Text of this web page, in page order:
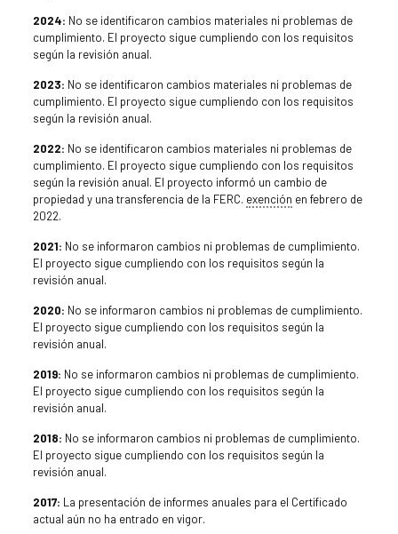
2024: No se identificaron cambios materiales ni problemas de
cumplimiento. El proyecto sigue cumpliendo con los requisitos
según la revisión anual.
2023: No se identificaron cambios materiales ni problemas de
cumplimiento. El proyecto sigue cumpliendo con los requisitos
según la revisión anual.
2022: No se identificaron cambios materiales ni problemas de
cumplimiento. El proyecto sigue cumpliendo con los requisitos
según la revisión anual. El proyecto informó un cambio de
propiedad y una transferencia de la FERC. exención en febrero de
2022.
2021: No se informaron cambios ni problemas de cumplimiento.
El proyecto sigue cumpliendo con los requisitos según la
revisión anual.
2020: No se informaron cambios ni problemas de cumplimiento.
El proyecto sigue cumpliendo con los requisitos según la
revisión anual.
2019: No se informaron cambios ni problemas de cumplimiento.
El proyecto sigue cumpliendo con los requisitos según la
revisión anual.
2018: No se informaron cambios ni problemas de cumplimiento.
El proyecto sigue cumpliendo con los requisitos según la
revisión anual.
2017: La presentación de informes anuales para el Certificado
actual aún no ha entrado en vigor.